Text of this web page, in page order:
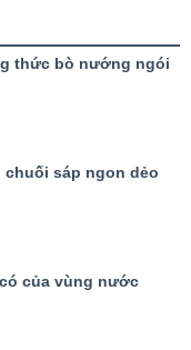
thức bò nướng ngói
chuối sáp ngon dẻo
của vùng nước